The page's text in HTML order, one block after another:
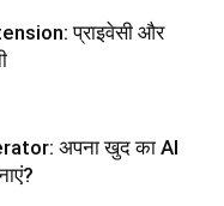
प्राइवेसी और
अपना खुद का AI